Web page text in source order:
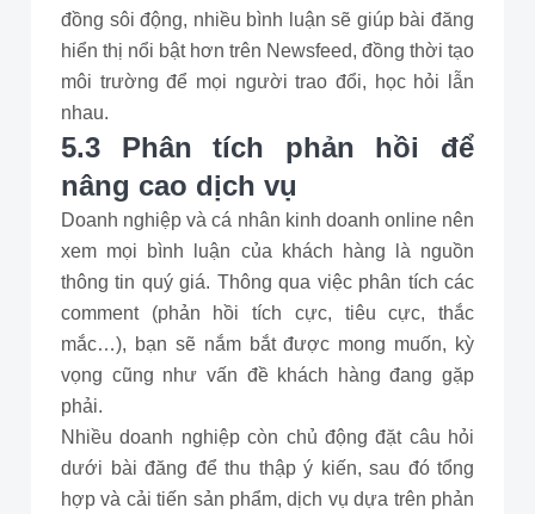
đồng sôi động, nhiều bình luận sẽ giúp bài đăng
hiển thị nổi bật hơn trên Newsfeed, đồng thời tạo
môi trường để mọi người trao đổi, học hỏi lẫn
nhau.
5.3 Phân tích phản hồi để
nâng cao dịch vụ
Doanh nghiệp và cá nhân kinh doanh online nên
xem mọi bình luận của khách hàng là nguồn
thông tin quý giá. Thông qua việc phân tích các
comment (phản hồi tích cực, tiêu cực, thắc
mắc…), bạn sẽ nắm bắt được mong muốn, kỳ
vọng cũng như vấn đề khách hàng đang gặp
phải.
Nhiều doanh nghiệp còn chủ động đặt câu hỏi
dưới bài đăng để thu thập ý kiến, sau đó tổng
hợp và cải tiến sản phẩm, dịch vụ dựa trên phản